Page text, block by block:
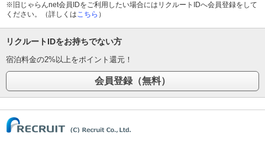
※旧じゃらんnet会員IDをご利用したい場合にはリクルートIDへ会員登録をして
ください。（詳しくはこちら ）
リクルートIDをお持ちでない方
宿泊料金の2%以上をポイント還元！